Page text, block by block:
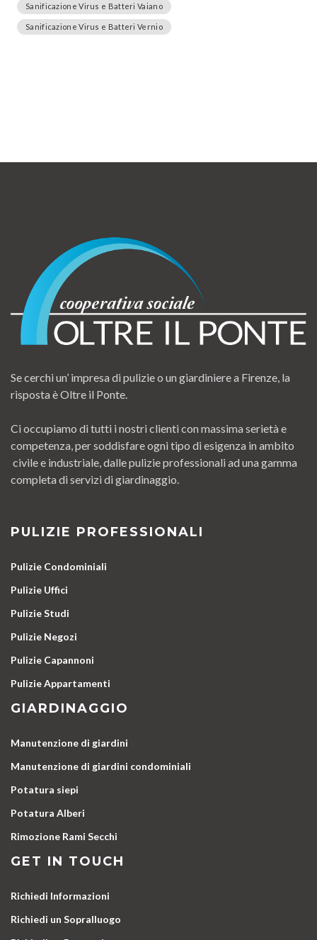
Sanificazione Virus e Batteri Vaiano
Sanificazione Virus e Batteri Vernio
Se cerchi un’ impresa di pulizie o un giardiniere a Firenze, la
risposta è Oltre il Ponte.
Ci occupiamo di tutti i nostri clienti con massima serietà e
competenza, per soddisfare ogni tipo di esigenza in ambito
civile e industriale, dalle pulizie professionali ad una gamma
completa di servizi di giardinaggio.
PULIZIE PROFESSIONALI
Pulizie Condominiali
Pulizie Uffici
Pulizie Studi
Pulizie Negozi
Pulizie Capannoni
Pulizie Appartamenti
GIARDINAGGIO
Manutenzione di giardini
Manutenzione di giardini condominiali
Potatura siepi
Potatura Alberi
Rimozione Rami Secchi
GET IN TOUCH
Richiedi Informazioni
Richiedi un Sopralluogo